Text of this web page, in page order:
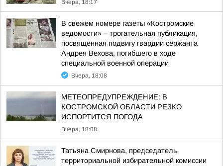
Вчера, 18:17
В свежем номере газеты «Костромские
ведомости» – трогательная публикация,
посвящённая подвигу гвардии сержанта
Андрея Вехова, погибшего в ходе
специальной военной операции
Вчера, 18:08
МЕТЕОПРЕДУПРЕЖДЕНИЕ: В
КОСТРОМСКОЙ ОБЛАСТИ РЕЗКО
ИСПОРТИТСЯ ПОГОДА
Вчера, 18:08
Татьяна Смирнова, председатель
территориальной избирательной комиссии